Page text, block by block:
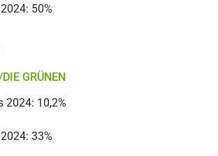
50%
GRÜNEN
2024: 10,2%
33%